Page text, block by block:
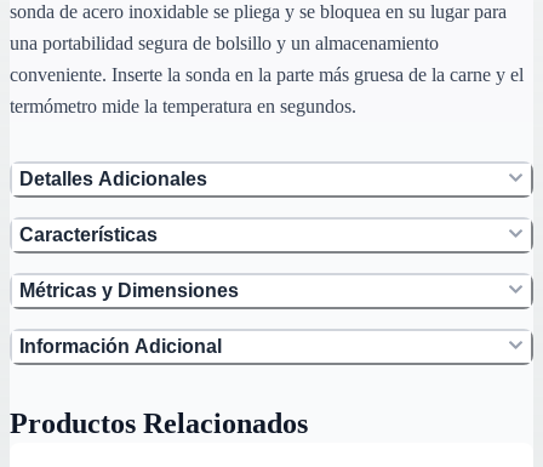
sonda de acero inoxidable se pliega y se bloquea en su lugar para
una portabilidad segura de bolsillo y un almacenamiento
conveniente. Inserte la sonda en la parte más gruesa de la carne y el
termómetro mide la temperatura en segundos.
Detalles Adicionales
Características
Métricas y Dimensiones
Información Adicional
Productos Relacionados